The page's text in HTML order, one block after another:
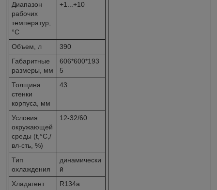
Диапазон
рабочих
температур,
°C
+1...+10
Объем, л
390
Габаритные
размеры, мм
606*600*193
5
Толщина
стенки
корпуса, мм
43
Условия
окружающей
среды (t,°C,/
вл-сть, %)
12-32/60
Тип
охлаждения
динамически
й
Хладагент
R134a